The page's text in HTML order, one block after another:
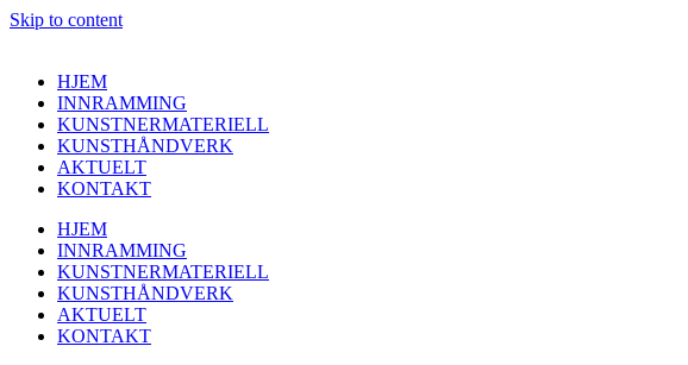
Skip to content
HJEM
INNRAMMING
KUNSTNERMATERIELL
KUNSTHÅNDVERK
AKTUELT
KONTAKT
HJEM
INNRAMMING
KUNSTNERMATERIELL
KUNSTHÅNDVERK
AKTUELT
KONTAKT